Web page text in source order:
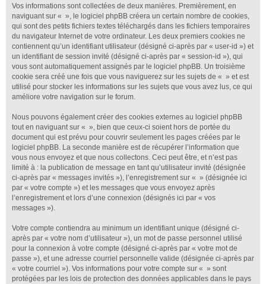
Vos informations sont collectées de deux manières. Premièrement, en
naviguant sur « », le logiciel phpBB créera un certain nombre de cookies,
qui sont des petits fichiers textes téléchargés dans les fichiers temporaires
du navigateur Internet de votre ordinateur. Les deux premiers cookies ne
contiennent qu’un identifiant utilisateur (désigné ci-après par « user-id ») et
un identifiant de session invité (désigné ci-après par « session-id »), qui
vous sont automatiquement assignés par le logiciel phpBB. Un troisième
cookie sera créé une fois que vous naviguerez sur les sujets de « » et est
utilisé pour stocker les informations sur les sujets que vous avez lus, ce qui
améliore votre navigation sur le forum.
Nous pouvons également créer des cookies externes au logiciel phpBB
tout en naviguant sur « », bien que ceux-ci soient hors de portée du
document qui est prévu pour couvrir seulement les pages créées par le
logiciel phpBB. La seconde manière est de récupérer l’information que
vous nous envoyez et que nous collectons. Ceci peut être, et n’est pas
limité à : la publication de message en tant qu’utilisateur invité (désignée
ci-après par « messages invités »), l’enregistrement sur « » (désignée ici
par « votre compte ») et les messages que vous envoyez après
l’enregistrement et lors d’une connexion (désignés ici par « vos
messages »).
Votre compte contiendra au minimum un identifiant unique (désigné ci-
après par « votre nom d’utilisateur »), un mot de passe personnel utilisé
pour la connexion à votre compte (désigné ci-après par « votre mot de
passe »), et une adresse courriel personnelle valide (désignée ci-après par
« votre courriel »). Vos informations pour votre compte sur « » sont
protégées par les lois de protection des données applicables dans le pays